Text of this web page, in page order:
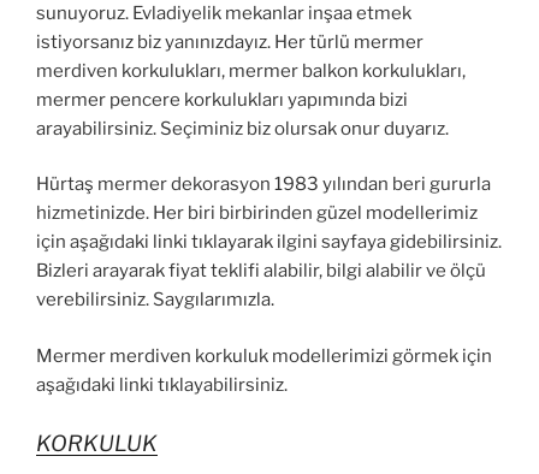
sunuyoruz. Evladiyelik mekanlar inşaa etmek
istiyorsanız biz yanınızdayız. Her türlü mermer
merdiven korkulukları, mermer balkon korkulukları,
mermer pencere korkulukları yapımında bizi
arayabilirsiniz. Seçiminiz biz olursak onur duyarız.
Hürtaş mermer dekorasyon 1983 yılından beri gururla
hizmetinizde. Her biri birbirinden güzel modellerimiz
için aşağıdaki linki tıklayarak ilgini sayfaya gidebilirsiniz.
Bizleri arayarak fiyat teklifi alabilir, bilgi alabilir ve ölçü
verebilirsiniz. Saygılarımızla.
Mermer merdiven korkuluk modellerimizi görmek için
aşağıdaki linki tıklayabilirsiniz.
KORKULUK